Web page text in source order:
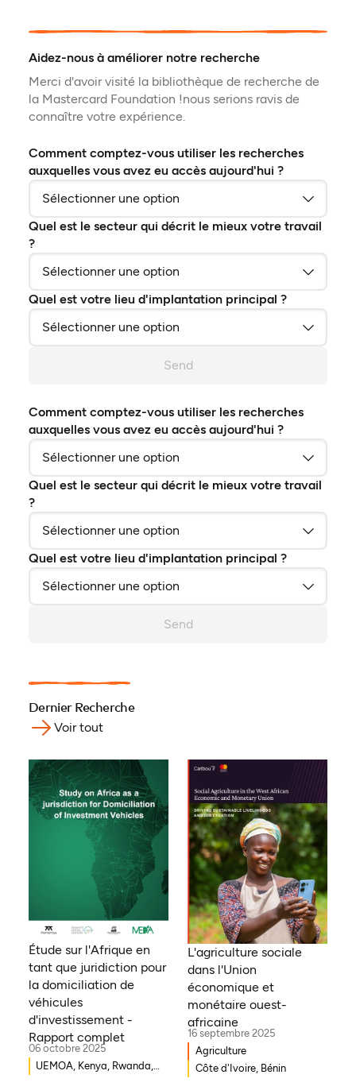
Aidez-nous à améliorer notre recherche
Merci d'avoir visité la bibliothèque de recherche de
la Mastercard Foundation !nous serions ravis de
connaître votre expérience.
Comment comptez-vous utiliser les recherches
auxquelles vous avez eu accès aujourd'hui ?
Quel est le secteur qui décrit le mieux votre travail
?
Quel est votre lieu d'implantation principal ?
Send
Comment comptez-vous utiliser les recherches
auxquelles vous avez eu accès aujourd'hui ?
Quel est le secteur qui décrit le mieux votre travail
?
Quel est votre lieu d'implantation principal ?
Send
Dernier Recherche
Voir tout
Étude sur l'Afrique en
tant que juridiction pour
la domiciliation de
véhicules
d'investissement -
Rapport complet
06 octobre 2025
UEMOA, Kenya, Rwanda,
L'agriculture sociale
dans l'Union
économique et
monétaire ouest-
africaine
16 septembre 2025
Agriculture
Côte d'Ivoire, Bénin